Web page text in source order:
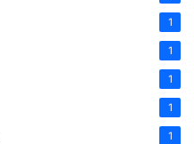
1
1
1
1
1